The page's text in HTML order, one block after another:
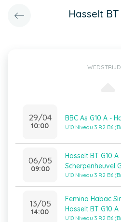
Hasselt BT
29/04
10:00
BBC As G10 A -
U10 Niveau 3 R2 B6
06/05
09:00
Hasselt BT G10 A
Scherpenheuvel
U10 Niveau 3 R2 B6
13/05
14:00
Femina Habac
Hasselt BT G10 A
U10 Niveau 3 R2 B6